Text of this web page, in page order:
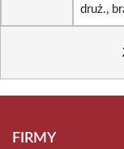
druż.,
FIRMY